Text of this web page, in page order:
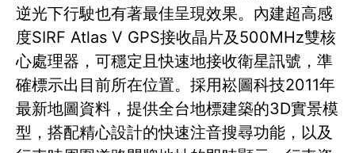
逆光下行駛也有著最佳呈現效果。內建超高感
度SIRF Atlas V GPS接收晶片及500MHz雙核
心處理器，可穩定且快速地接收衛星訊號，準
確標示出目前所在位置。採用崧圖科技2011年
最新地圖資料，提供全台地標建築的3D實景模
型，搭配精心設計的快速注音搜尋功能，以及